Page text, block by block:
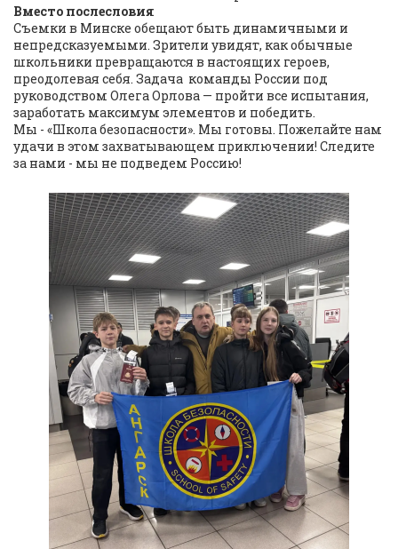
Вместо послесловия
Съемки в Минске обещают быть динамичными и
непредсказуемыми. Зрители увидят, как обычные
школьники превращаются в настоящих героев,
преодолевая себя. Задача команды России под
руководством Олега Орлова — пройти все испытания,
заработать максимум элементов и победить.
Мы - «Школа безопасности». Мы готовы. Пожелайте нам
удачи в этом захватывающем приключении! Следите
за нами - мы не подведем Россию!